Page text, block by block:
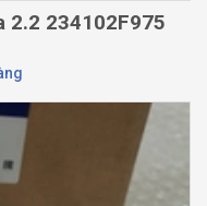
2.2 234102F975